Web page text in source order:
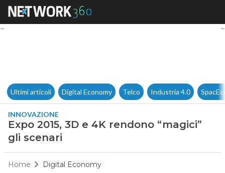
Expo 2015, 3D e 4K rendono
Ultimi articoli Digital Economy Telco Industria 4.0
INNOVAZIONE
Expo 2015, 3D e 4K rendono “magici”
gli scenari
Home Digital Economy